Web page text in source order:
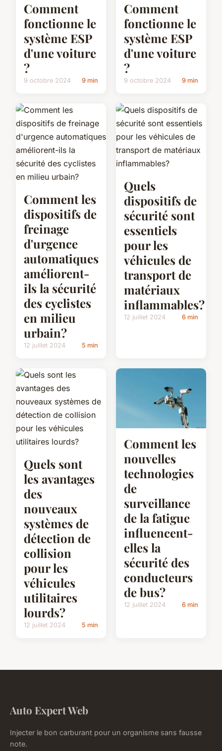
Comment
fonctionne le
système ESP
d'une voiture
?
9 octobre 2024 9 min
Comment
fonctionne le
système ESP
d'une voiture
?
9 octobre 2024 9 min
Comment les
dispositifs de
freinage
d'urgence
automatiques
améliorent-
ils la sécurité
des cyclistes
en milieu
urbain?
12 juillet 2024 5 min
Quels
dispositifs de
sécurité sont
essentiels
pour les
véhicules de
transport de
matériaux
inflammables?
12 juillet 2024 6 min
Quels sont
les avantages
des
nouveaux
systèmes de
détection de
collision
pour les
véhicules
utilitaires
lourds?
12 juillet 2024 5 min
Comment les
nouvelles
technologies
de
surveillance
de la fatigue
influencent-
elles la
sécurité des
conducteurs
de bus?
12 juillet 2024 6 min
Auto Expert Web
Injecter le bon carburant pour un organisme sans fausse
note.